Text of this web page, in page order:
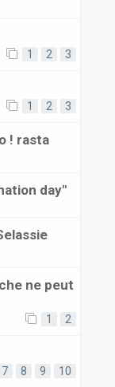
1 2 3
1 2 3
! rasta
day"
ne peut
1 2
7 8 9 10